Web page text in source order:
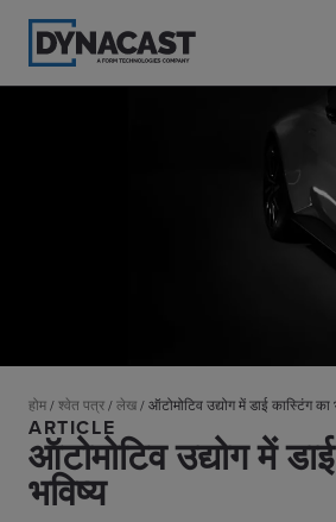
होम/श्वेत पत्र/लेख/ऑटोमोटिव उद्योग में डाई कास्टिंग का
ARTICLE
ऑटोमोटिव उद्योग में
भविष्य